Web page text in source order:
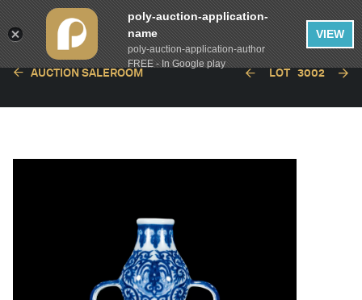
AUCTION SALEROOM LOT 3002
poly-auction-application-
name
poly-auction-application-author
FREE - In Google play
VIEW